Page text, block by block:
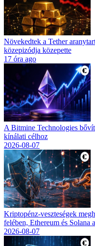
Növekedtek a Tether
közepizódja közepette
17 óra ago
A Bitmine Technologies
kínálati célhoz
2026-08-07
Kriptopénz-veszteségek
felében, Ethereum és Solana
2026-08-07